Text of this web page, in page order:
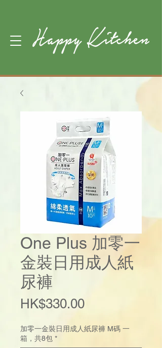
One Plus 加零一
金裝日用成人紙
尿褲
HK$330.00價
加零一金裝日用成人紙尿褲 M碼 一
箱，共8包 *